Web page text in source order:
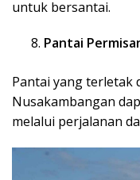
untuk bersantai.
Pantai
Pantai yang terletak
Nusakambangan
melalui perjalanan